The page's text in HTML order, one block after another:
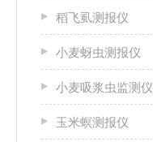
稻飞虱测报仪
小麦蚜虫测报仪
小麦吸浆虫监测仪
玉米螟测报仪